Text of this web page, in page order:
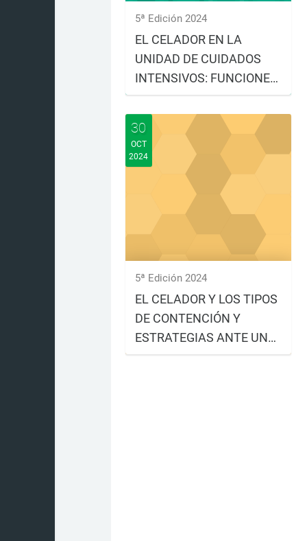
5ª Edición 2024
EL CELADOR EN LA
UNIDAD DE CUIDADOS
INTENSIVOS: FUNCIONES
Y ORGANIZACIÓN
28 de octubre Realización: del
30 de octubre al ...
30
OCT
2024
5ª Edición 2024
EL CELADOR Y LOS TIPOS
DE CONTENCIÓN Y
ESTRATEGIAS ANTE UN
PACIENTE AGITADO.